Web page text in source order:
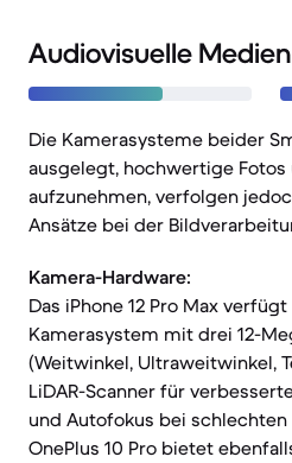
Audiovisuelle Medien
Die Kamerasysteme beider
ausgelegt, hochwertige Fotos
aufzunehmen, verfolgen
Ansätze bei der
Kamera-Hardware:
Das iPhone 12 Pro Max
Kamerasystem mit drei 12-
(Weitwinkel, Ultraweitwinkel,
LiDAR-Scanner für
und Autofokus bei schlechten
OnePlus 10 Pro bietet